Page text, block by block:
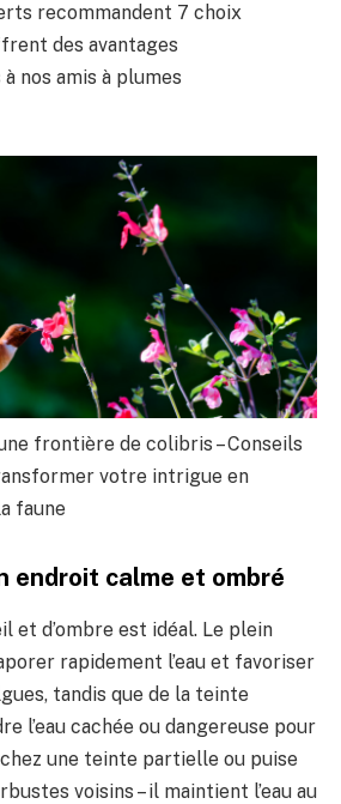
recommandent 7 choix
des avantages
nos amis à plumes
frontière de colibris – Conseils
votre intrigue en
faune
endroit calme et ombré
et d’ombre est idéal. Le plein
rapidement l’eau et favoriser
tandis que de la teinte
l’eau cachée ou dangereuse pour
une teinte partielle ou puise
voisins – il maintient l’eau au